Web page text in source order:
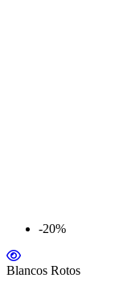
-20%
Blancos Rotos